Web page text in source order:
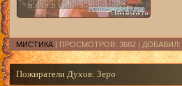
МИСТИКА | ПРОСМОТРОВ: 3682 | ДОБАВИЛ:
Пожиратели Духов: Зеро